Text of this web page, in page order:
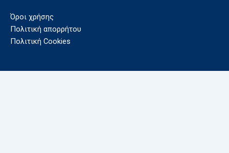
Όροι χρήσης
Πολιτική απορρήτου
Πολιτική Cookies